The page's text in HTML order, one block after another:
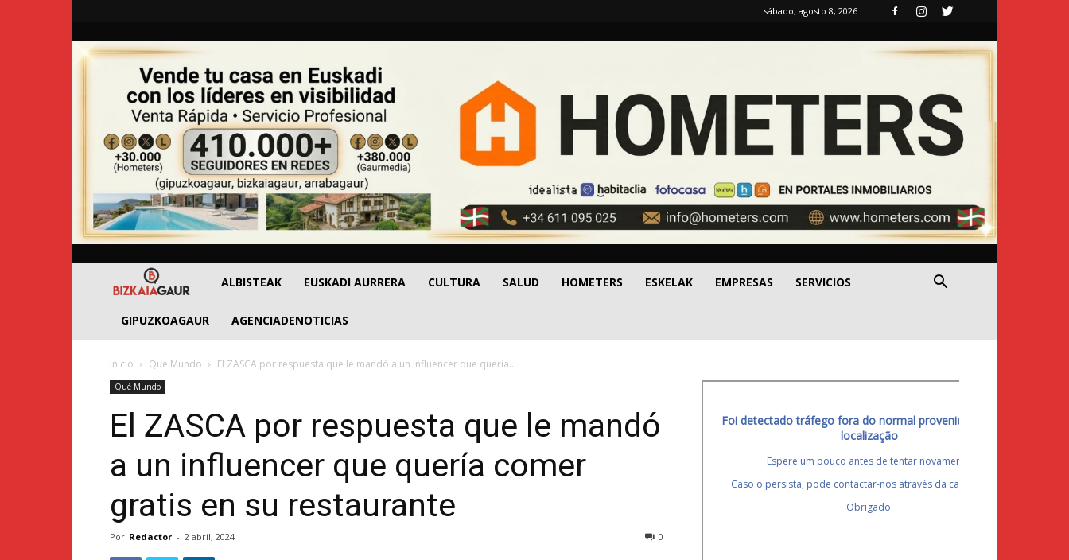
sábado, agosto 8, 2026
BizkaiaGaur
ALBISTEAK EUSKADI AURRERA CULTURA SALUD HOMETERS ESKELAK EMPRESAS SERVICIOS
GIPUZKOAGAUR AGENCIADENOTICIAS
Inicio Qué Mundo El ZASCA por respuesta que le mandó a un influencer que quería...
Qué Mundo
El ZASCA por respuesta que le mandó
a un influencer que quería comer
gratis en su restaurante
Por Redactor - 2 abril, 2024 0